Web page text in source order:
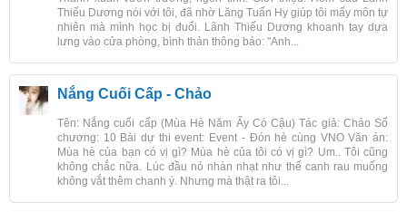
Thiếu Dương nói với tôi, đã nhờ Lăng Tuấn Hy giúp tôi mấy môn tự
nhiên mà mình học bị đuối. Lãnh Thiếu Dương khoanh tay dựa
lưng vào cửa phòng, bình thản thông báo: "Anh...
Nắng Cuối Cấp - Chảo
Tên: Nắng cuối cấp (Mùa Hè Năm Ấy Có Cậu) Tác giả: Chảo Số
chương: 10 Bài dự thi event: Event - Đón hè cùng VNO Văn án:
Mùa hè của bạn có vị gì? Mùa hè của tôi có vị gì? Um.. Tôi cũng
không chắc nữa. Lúc đầu nó nhàn nhạt như thể canh rau muống
không vắt thêm chanh ý. Nhưng mà thật ra tôi...